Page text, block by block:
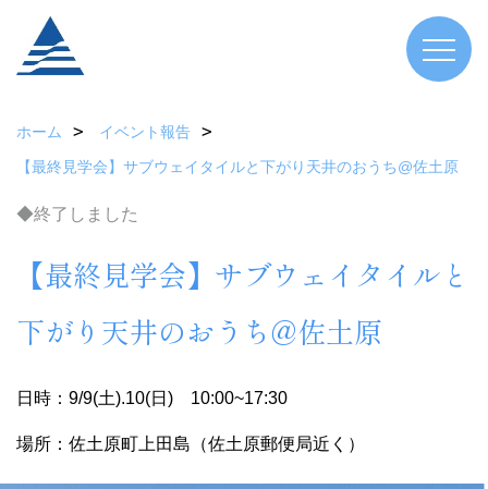
ホーム
イベント報告
【最終見学会】サブウェイタイルと下がり天井のおうち@佐土原
◆終了しました
【最終見学会】サブウェイタイルと
下がり天井のおうち@佐土原
日時：9/9(土).10(日) 10:00~17:30
場所：佐土原町上田島（佐土原郵便局近く）